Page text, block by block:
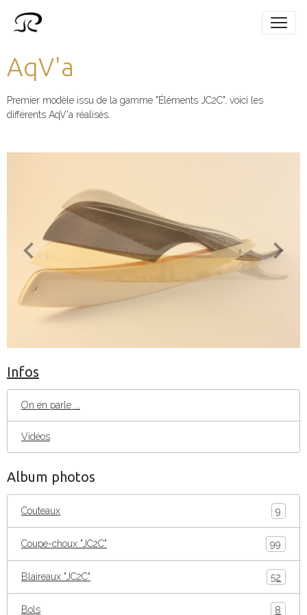
AqV'a
Premier modèle issu de la gamme "Éléments JC2C", voici les
différents AqV'a réalisés.
Infos
On en parle ...
Vidéos
Album photos
Couteaux 9
Coupe-choux "JC2C" 99
Blaireaux "JC2C" 52
Bols 8